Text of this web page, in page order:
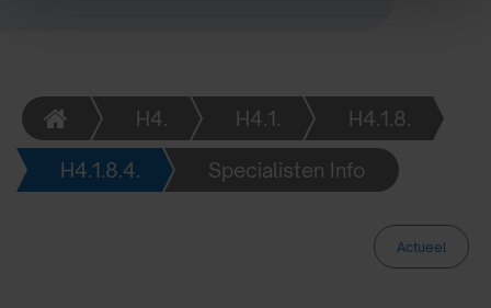
H4. H4.1. H4.1.8.
H4.1.8.4. Specialisten Info
Actueel